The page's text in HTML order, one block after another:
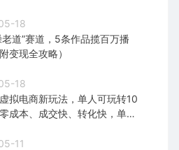
18
老道”赛道，5条作品揽百万播
变现全攻略）
18
拟电商新玩法，单人可玩转10
成本、成交快、转化快，单店
11